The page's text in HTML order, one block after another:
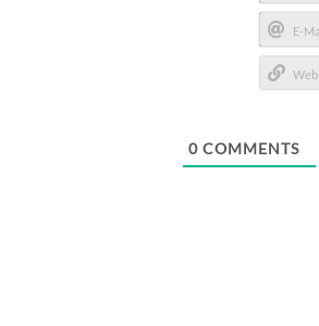
Name*
E-
Mail*
0 COMMENTS